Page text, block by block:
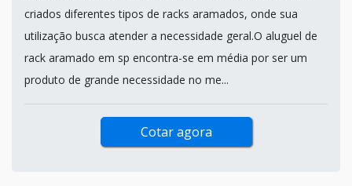
criados diferentes tipos de racks aramados, onde sua
utilização busca atender a necessidade geral.O aluguel de
rack aramado em sp encontra-se em média por ser um
produto de grande necessidade no me...
Cotar agora